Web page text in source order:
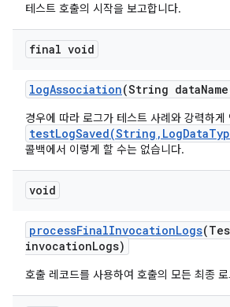
테스트 호출의 시작을 보고합니다.
final void
logAssociation(String dataName
경우에 따라 로그가 테스트 사례와 강력하게
콜백에서 이렇게 할 수는 없습니다.
void
processFinalInvocationLogs
invocationLogs)
호출 레코드를 사용하여 호출의 모든 최종